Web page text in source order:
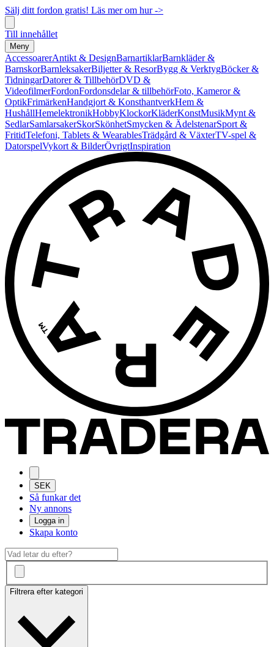
Sälj ditt fordon gratis! Läs mer om hur ->
Till innehållet
Meny
AccessoarerAntikt & DesignBarnartiklarBarnkläder &
BarnskorBarnleksakerBiljetter & ResorBygg & VerktygBöcker &
TidningarDatorer & TillbehörDVD &
VideofilmerFordonFordonsdelar & tillbehörFoto, Kameror &
OptikFrimärkenHandgjort & KonsthantverkHem &
HushållHemelektronikHobbyKlockorKläderKonstMusikMynt &
SedlarSamlarsakerSkorSkönhetSmycken & ÄdelstenarSport &
FritidTelefoni, Tablets & WearablesTrädgård & VäxterTV-spel &
DatorspelVykort & BilderÖvrigtInspiration
SEK
Så funkar det
Ny annons
Logga in
Skapa konto
Filtrera efter kategori